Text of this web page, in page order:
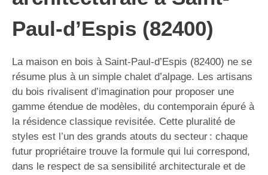
Paul-d’Espis (82400)
La maison en bois à Saint-Paul-d’Espis (82400) ne se
résume plus à un simple chalet d’alpage. Les artisans
du bois rivalisent d’imagination pour proposer une
gamme étendue de modèles, du contemporain épuré à
la résidence classique revisitée. Cette pluralité de
styles est l’un des grands atouts du secteur : chaque
futur propriétaire trouve la formule qui lui correspond,
dans le respect de sa sensibilité architecturale et de